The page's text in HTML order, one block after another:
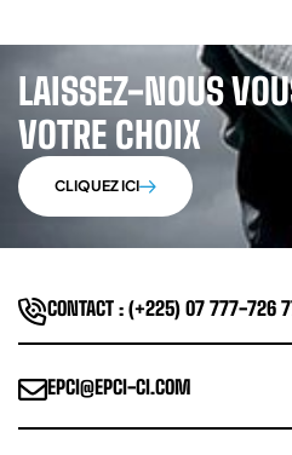
LAISSEZ-NOUS
VOTRE CHOIX
CLIQUEZ ICI
CONTACT : (+225) 07 777-726
EPCI@EPCI-CI.COM